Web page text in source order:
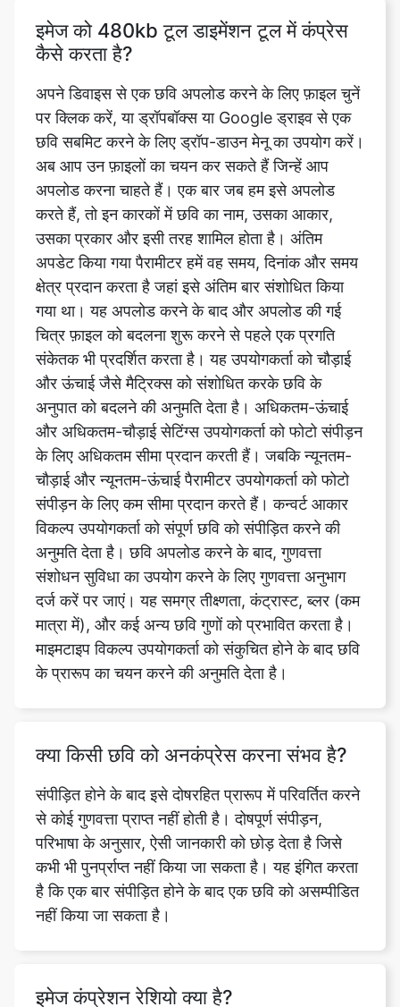
अपने डिवाइस से एक छवि अपलोड करने के लिए फ़ाइल चुनें
पर क्लिक करें, या ड्रॉपबॉक्स या Google ड्राइव से एक
अब आप उन फ़ाइलों का चयन कर सकते हैं जिन्हें आप
अपलोड करना चाहते हैं। एक बार जब हम इसे अपलोड
करते हैं, तो इन कारकों में छवि का नाम, उसका आकार,
उसका प्रकार और इसी तरह शामिल होता है। अंतिम
अपडेट किया गया पैरामीटर हमें वह समय, दिनांक और समय
क्षेत्र प्रदान करता है जहां इसे अंतिम बार संशोधित किया
गया था। यह अपलोड करने के बाद और अपलोड की गई
चित्र फ़ाइल को बदलना शुरू करने से पहले एक प्रगति
संकेतक भी प्रदर्शित करता है। यह उपयोगकर्ता को चौड़ाई
और ऊंचाई जैसे मैट्रिक्स को संशोधित करके छवि के
अनुपात को बदलने की अनुमति देता है। अधिकतम-ऊंचाई
और अधिकतम-चौड़ाई सेटिंग्स उपयोगकर्ता को फोटो संपीड़न
के लिए अधिकतम सीमा प्रदान करती हैं। जबकि न्यूनतम-
चौड़ाई और न्यूनतम-ऊंचाई पैरामीटर उपयोगकर्ता को फोटो
संपीड़न के लिए कम सीमा प्रदान करते हैं। कन्वर्ट आकार
विकल्प उपयोगकर्ता को संपूर्ण छवि को संपीड़ित करने की
अनुमति देता है। छवि अपलोड करने के बाद, गुणवत्ता
संशोधन सुविधा का उपयोग करने के लिए गुणवत्ता अनुभाग
दर्ज करें पर जाएं। यह समग्र तीक्ष्णता, कंट्रास्ट, ब्लर (कम
मात्रा में), और कई अन्य छवि गुणों को प्रभावित करता है।
माइमटाइप विकल्प उपयोगकर्ता को संकुचित होने के बाद छवि
के प्रारूप का चयन करने की अनुमति देता है।
क्या किसी छवि को अनकंप्रेस करना संभव है?
से कोई गुणवत्ता प्राप्त नहीं होती है। दोषपूर्ण संपीड़न,
कभी भी पुनर्प्राप्त नहीं किया जा सकता है। यह इंगित करता
है कि एक बार संपीड़ित होने के बाद एक छवि को असम्पीडित
नहीं किया जा सकता है।
इमेज कंप्रेशन रेशियो क्या है?
अनुपात के रूप में जाना जाता है। उदाहरण के लिए, एक